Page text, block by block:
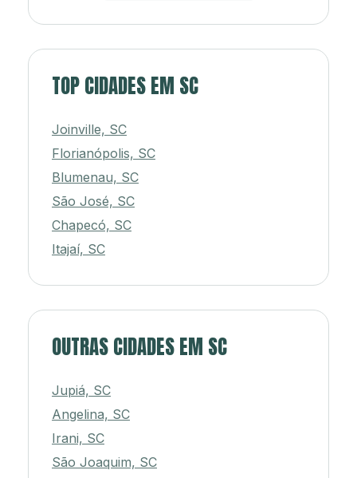
TOP CIDADES EM SC
Joinville, SC
Florianópolis, SC
Blumenau, SC
São José, SC
Chapecó, SC
Itajaí, SC
OUTRAS CIDADES EM SC
Jupiá, SC
Angelina, SC
Irani, SC
São Joaquim, SC